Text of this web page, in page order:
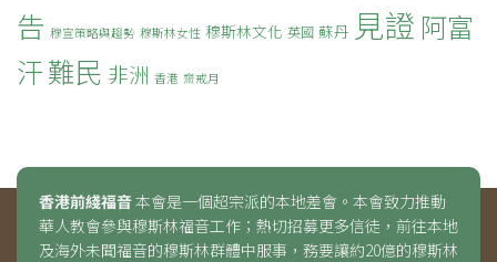
告 穆宣策略與趨勢 穆斯林女性 穆斯林文化 英國 蘇丹 見證 阿富
汗難民 非洲 香港 齋戒月
香港前綫福音本會是一個超宗派的本地差會。本會致力推動
華人教會參與穆斯林福音工作；熱切招募更多信徒，前往本地
及海外未聞福音的穆斯林群體中服事，務要讓約20億的穆斯林